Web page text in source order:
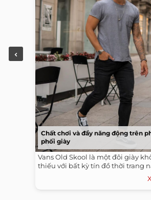
Chất chơi và đầy năng động trên
phối giày
Vans Old Skool là một đôi giày
thiếu với bất kỳ tín đồ thời trang